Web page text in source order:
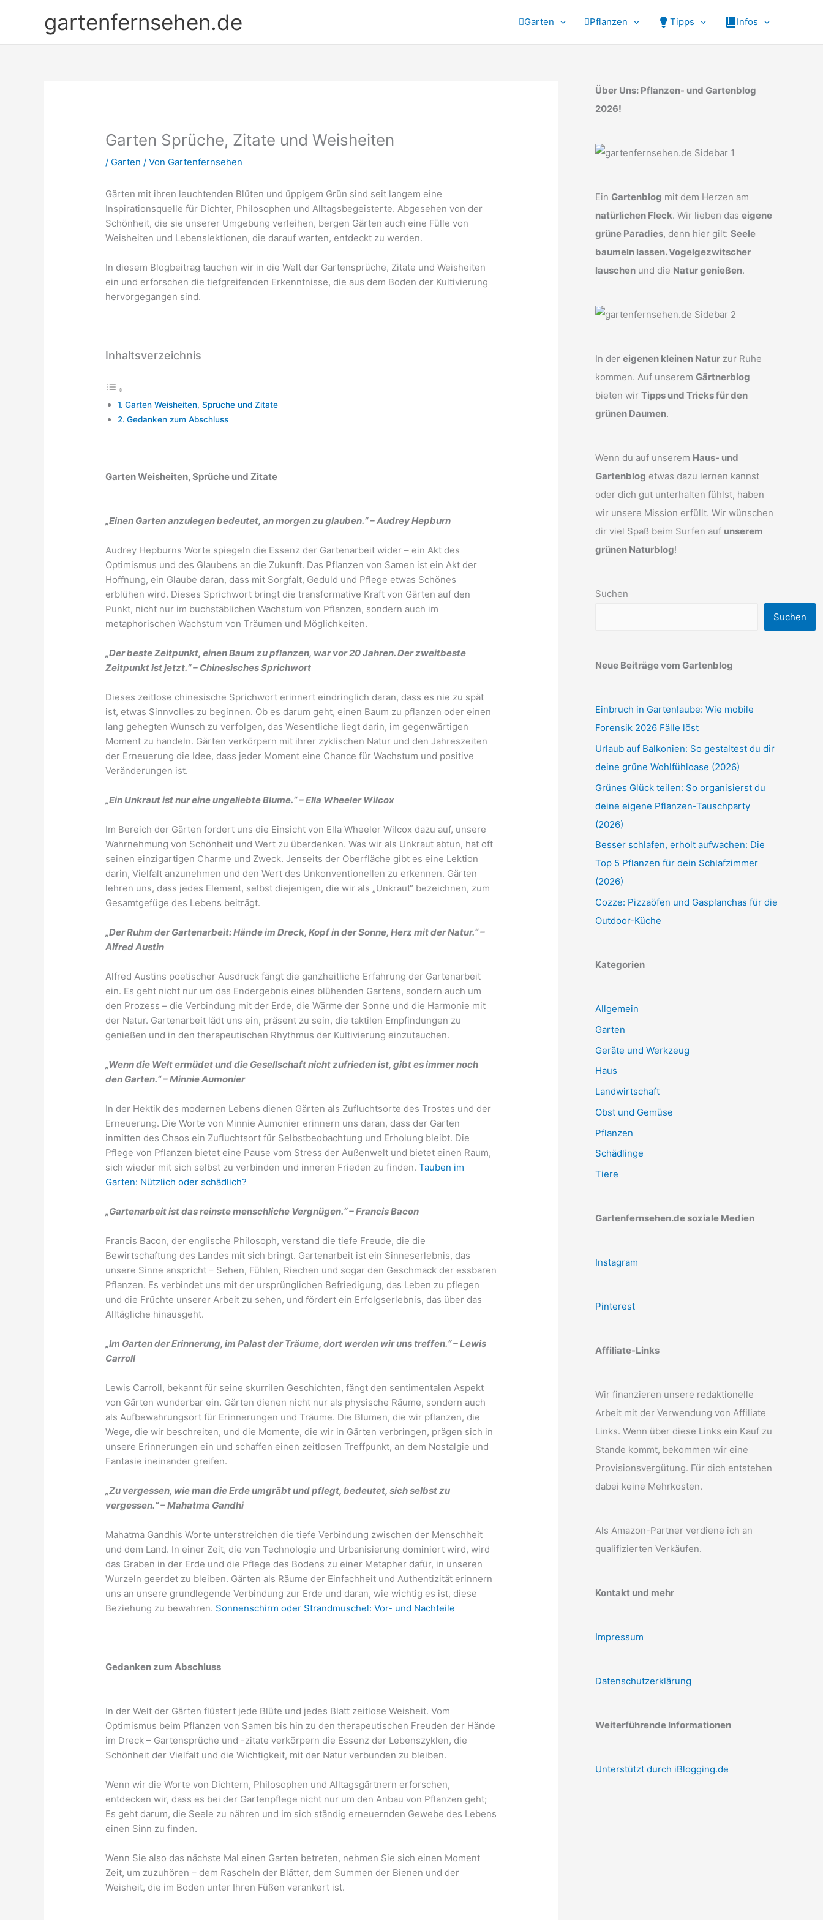
gartenfernsehen.de Garten Pflanzen Tipps Infos
Garten Sprüche, Zitate und Weisheiten
/ Garten / Von Gartenfernsehen
Gärten mit ihren leuchtenden Blüten und üppigem Grün sind seit langem eine
Inspirationsquelle für Dichter, Philosophen und Alltagsbegeisterte. Abgesehen von der
Schönheit, die sie unserer Umgebung verleihen, bergen Gärten auch eine Fülle von
Weisheiten und Lebenslektionen, die darauf warten, entdeckt zu werden.
In diesem Blogbeitrag tauchen wir in die Welt der Gartensprüche, Zitate und Weisheiten
ein und erforschen die tiefgreifenden Erkenntnisse, die aus dem Boden der Kultivierung
hervorgegangen sind.
Inhaltsverzeichnis
Garten Weisheiten, Sprüche und Zitate
Gedanken zum Abschluss
Garten Weisheiten, Sprüche und Zitate
„Einen Garten anzulegen bedeutet, an morgen zu glauben.“ – Audrey Hepburn
Audrey Hepburns Worte spiegeln die Essenz der Gartenarbeit wider – ein Akt des
Optimismus und des Glaubens an die Zukunft. Das Pflanzen von Samen ist ein Akt der
Hoffnung, ein Glaube daran, dass mit Sorgfalt, Geduld und Pflege etwas Schönes
erblühen wird. Dieses Sprichwort bringt die transformative Kraft von Gärten auf den
Punkt, nicht nur im buchstäblichen Wachstum von Pflanzen, sondern auch im
metaphorischen Wachstum von Träumen und Möglichkeiten.
„Der beste Zeitpunkt, einen Baum zu pflanzen, war vor 20 Jahren. Der zweitbeste
Zeitpunkt ist jetzt.“ – Chinesisches Sprichwort
Dieses zeitlose chinesische Sprichwort erinnert eindringlich daran, dass es nie zu spät
ist, etwas Sinnvolles zu beginnen. Ob es darum geht, einen Baum zu pflanzen oder einen
lang gehegten Wunsch zu verfolgen, das Wesentliche liegt darin, im gegenwärtigen
Moment zu handeln. Gärten verkörpern mit ihrer zyklischen Natur und den Jahreszeiten
der Erneuerung die Idee, dass jeder Moment eine Chance für Wachstum und positive
Veränderungen ist.
„Ein Unkraut ist nur eine ungeliebte Blume.“ – Ella Wheeler Wilcox
Im Bereich der Gärten fordert uns die Einsicht von Ella Wheeler Wilcox dazu auf, unsere
Wahrnehmung von Schönheit und Wert zu überdenken. Was wir als Unkraut abtun, hat oft
seinen einzigartigen Charme und Zweck. Jenseits der Oberfläche gibt es eine Lektion
darin, Vielfalt anzunehmen und den Wert des Unkonventionellen zu erkennen. Gärten
lehren uns, dass jedes Element, selbst diejenigen, die wir als „Unkraut“ bezeichnen, zum
Gesamtgefüge des Lebens beiträgt.
„Der Ruhm der Gartenarbeit: Hände im Dreck, Kopf in der Sonne, Herz mit der Natur.“ –
Alfred Austin
Alfred Austins poetischer Ausdruck fängt die ganzheitliche Erfahrung der Gartenarbeit
ein. Es geht nicht nur um das Endergebnis eines blühenden Gartens, sondern auch um
den Prozess – die Verbindung mit der Erde, die Wärme der Sonne und die Harmonie mit
der Natur. Gartenarbeit lädt uns ein, präsent zu sein, die taktilen Empfindungen zu
genießen und in den therapeutischen Rhythmus der Kultivierung einzutauchen.
„Wenn die Welt ermüdet und die Gesellschaft nicht zufrieden ist, gibt es immer noch
den Garten.“ – Minnie Aumonier
In der Hektik des modernen Lebens dienen Gärten als Zufluchtsorte des Trostes und der
Erneuerung. Die Worte von Minnie Aumonier erinnern uns daran, dass der Garten
inmitten des Chaos ein Zufluchtsort für Selbstbeobachtung und Erholung bleibt. Die
Pflege von Pflanzen bietet eine Pause vom Stress der Außenwelt und bietet einen Raum,
sich wieder mit sich selbst zu verbinden und inneren Frieden zu finden.Tauben im
Garten: Nützlich oder schädlich?
„Gartenarbeit ist das reinste menschliche Vergnügen.“ – Francis Bacon
Francis Bacon, der englische Philosoph, verstand die tiefe Freude, die die
Bewirtschaftung des Landes mit sich bringt. Gartenarbeit ist ein Sinneserlebnis, das
unsere Sinne anspricht – Sehen, Fühlen, Riechen und sogar den Geschmack der essbaren
Pflanzen. Es verbindet uns mit der ursprünglichen Befriedigung, das Leben zu pflegen
und die Früchte unserer Arbeit zu sehen, und fördert ein Erfolgserlebnis, das über das
Alltägliche hinausgeht.
„Im Garten der Erinnerung, im Palast der Träume, dort werden wir uns treffen.“ – Lewis
Carroll
Lewis Carroll, bekannt für seine skurrilen Geschichten, fängt den sentimentalen Aspekt
von Gärten wunderbar ein. Gärten dienen nicht nur als physische Räume, sondern auch
als Aufbewahrungsort für Erinnerungen und Träume. Die Blumen, die wir pflanzen, die
Wege, die wir beschreiten, und die Momente, die wir in Gärten verbringen, prägen sich in
unsere Erinnerungen ein und schaffen einen zeitlosen Treffpunkt, an dem Nostalgie und
Fantasie ineinander greifen.
„Zu vergessen, wie man die Erde umgräbt und pflegt, bedeutet, sich selbst zu
vergessen.“ – Mahatma Gandhi
Mahatma Gandhis Worte unterstreichen die tiefe Verbindung zwischen der Menschheit
und dem Land. In einer Zeit, die von Technologie und Urbanisierung dominiert wird, wird
das Graben in der Erde und die Pflege des Bodens zu einer Metapher dafür, in unseren
Wurzeln geerdet zu bleiben. Gärten als Räume der Einfachheit und Authentizität erinnern
uns an unsere grundlegende Verbindung zur Erde und daran, wie wichtig es ist, diese
Beziehung zu bewahren. Sonnenschirm oder Strandmuschel: Vor- und Nachteile
Gedanken zum Abschluss
In der Welt der Gärten flüstert jede Blüte und jedes Blatt zeitlose Weisheit. Vom
Optimismus beim Pflanzen von Samen bis hin zu den therapeutischen Freuden der Hände
im Dreck – Gartensprüche und -zitate verkörpern die Essenz der Lebenszyklen, die
Schönheit der Vielfalt und die Wichtigkeit, mit der Natur verbunden zu bleiben.
Wenn wir die Worte von Dichtern, Philosophen und Alltagsgärtnern erforschen,
entdecken wir, dass es bei der Gartenpflege nicht nur um den Anbau von Pflanzen geht;
Es geht darum, die Seele zu nähren und im sich ständig erneuernden Gewebe des Lebens
einen Sinn zu finden.
Wenn Sie also das nächste Mal einen Garten betreten, nehmen Sie sich einen Moment
Zeit, um zuzuhören – dem Rascheln der Blätter, dem Summen der Bienen und der
Weisheit, die im Boden unter Ihren Füßen verankert ist.
Über Uns: Pflanzen- und Gartenblog
2026!
Ein Gartenblog mit dem Herzen am
natürlichen Fleck. Wir lieben das eigene
grüne Paradies, denn hier gilt: Seele
baumeln lassen. Vogelgezwitscher
lauschen und die Natur genießen.
In der eigenen kleinen Natur zur Ruhe
kommen. Auf unserem Gärtnerblog
bieten wir Tipps und Tricks für den
grünen Daumen.
Wenn du auf unserem Haus- und
Gartenblog etwas dazu lernen kannst
oder dich gut unterhalten fühlst, haben
wir unsere Mission erfüllt. Wir wünschen
dir viel Spaß beim Surfen auf unserem
grünen Naturblog!
Suchen
Suchen
Neue Beiträge vom Gartenblog
Einbruch in Gartenlaube: Wie mobile
Forensik 2026 Fälle löst
Urlaub auf Balkonien: So gestaltest du dir
deine grüne Wohlfühloase (2026)
Grünes Glück teilen: So organisierst du
deine eigene Pflanzen-Tauschparty
(2026)
Besser schlafen, erholt aufwachen: Die
Top 5 Pflanzen für dein Schlafzimmer
(2026)
Cozze: Pizzaöfen und Gasplanchas für die
Outdoor-Küche
Kategorien
Allgemein
Garten
Geräte und Werkzeug
Haus
Landwirtschaft
Obst und Gemüse
Pflanzen
Schädlinge
Tiere
Gartenfernsehen.de soziale Medien
Instagram
Pinterest
Affiliate-Links
Wir finanzieren unsere redaktionelle
Arbeit mit der Verwendung von Affiliate
Links. Wenn über diese Links ein Kauf zu
Stande kommt, bekommen wir eine
Provisionsvergütung. Für dich entstehen
dabei keine Mehrkosten.
Als Amazon-Partner verdiene ich an
qualifizierten Verkäufen.
Kontakt und mehr
Impressum
Datenschutzerklärung
Weiterführende Informationen
Unterstützt durch iBlogging.de